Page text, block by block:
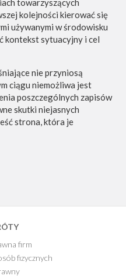
towarzyszących
kolejności kierować się
używanymi w środowisku
kontekst sytuacyjny i cel
nie przyniosą
ciągu niemożliwa jest
poszczególnych zapisów
skutki niejasnych
strona, która je
firm
fizycznych